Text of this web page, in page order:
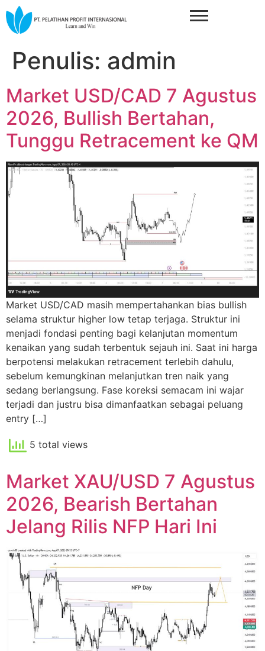
Penulis: admin
Market USD/CAD 7 Agustus
2026, Bullish Bertahan,
Tunggu Retracement ke QM
Market USD/CAD masih mempertahankan bias bullish
selama struktur higher low tetap terjaga. Struktur ini
menjadi fondasi penting bagi kelanjutan momentum
kenaikan yang sudah terbentuk sejauh ini. Saat ini harga
berpotensi melakukan retracement terlebih dahulu,
sebelum kemungkinan melanjutkan tren naik yang
sedang berlangsung. Fase koreksi semacam ini wajar
terjadi dan justru bisa dimanfaatkan sebagai peluang
entry […]
5 total views
Market XAU/USD 7 Agustus
2026, Bearish Bertahan
Jelang Rilis NFP Hari Ini